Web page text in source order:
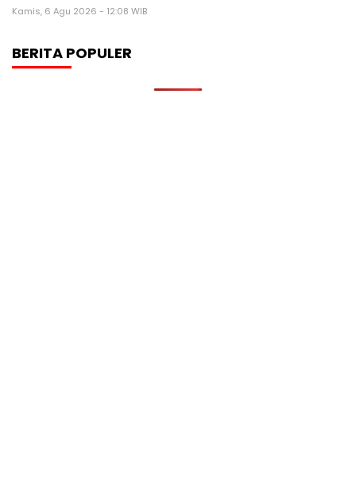
Kamis, 6 Agu 2026 - 12:08 WIB
BERITA POPULER